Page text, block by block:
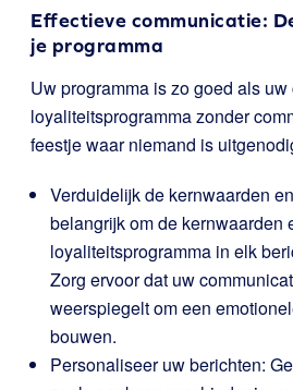
Effectieve communicatie:
je programma
Uw programma is zo goed als
loyaliteitsprogramma zonder
feestje waar niemand is
Verduidelijk de kernwaarden
belangrijk om de kernwaarden
loyaliteitsprogramma in elk
Zorg ervoor dat uw
weerspiegelt om een
bouwen.
Personaliseer uw berichten: